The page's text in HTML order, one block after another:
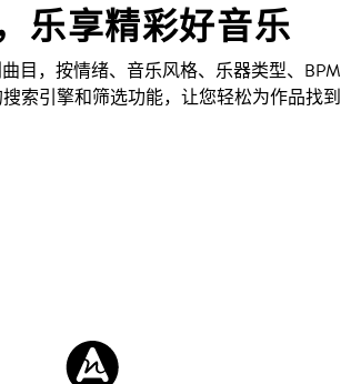
乐享精彩好音乐
目，按情绪、音乐风格、乐器类型、BPM
索引擎和筛选功能，让您轻松为作品找到